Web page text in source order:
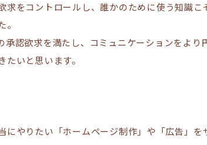
求をコントロールし、誰かのために使う知識
認欲求を満たし、コミュニケーションをより
いと思います。
にやりたい「ホームページ制作」や「広告」